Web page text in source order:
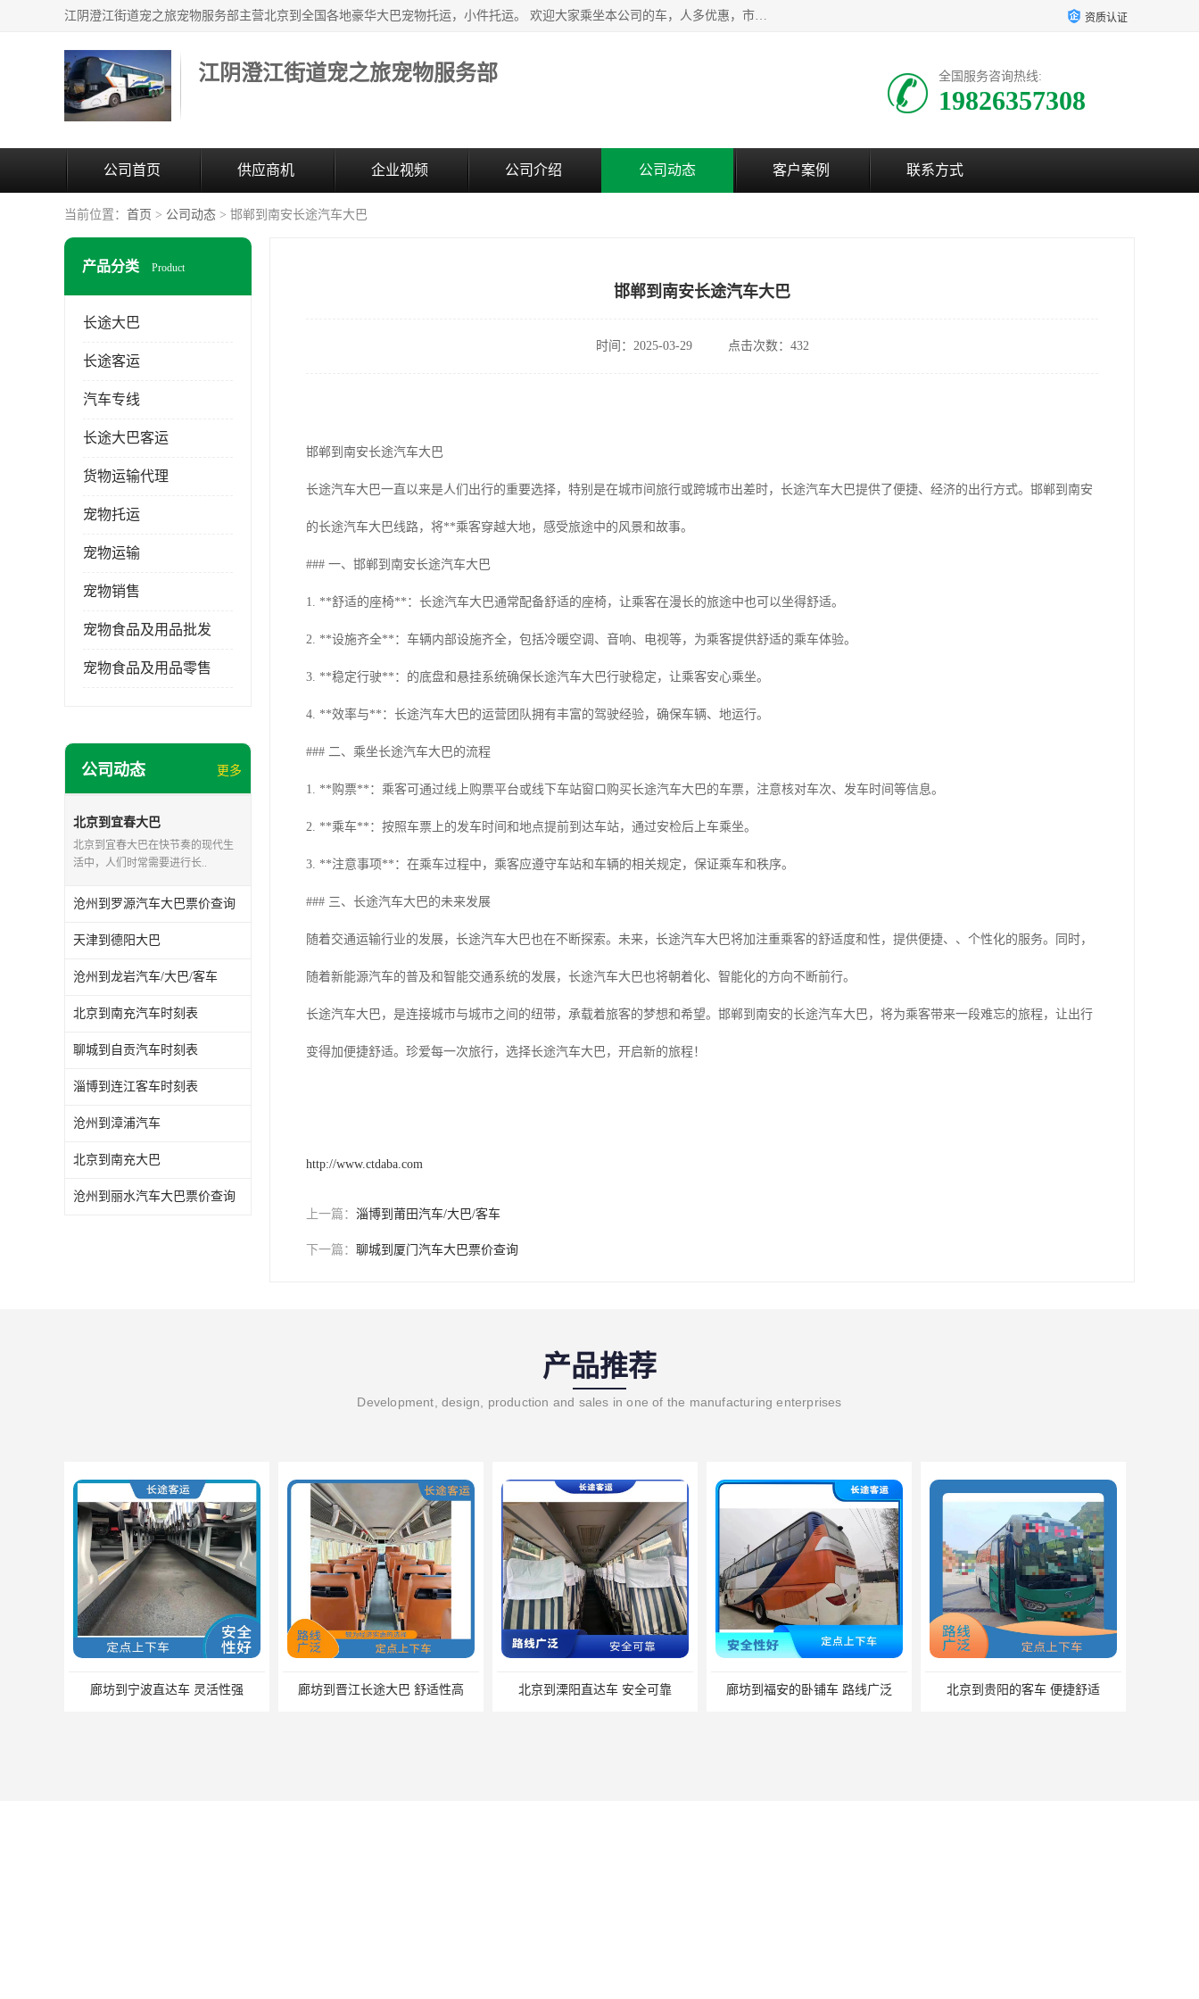
江阴澄江街道宠之旅宠物服务部主营北京到全国各地豪华大巴宠物托运，小件托运。 欢迎大家乘坐本公司的车，人多优惠，市内接送，申请货物运输。 车内冷暖空调欢迎乘坐，欢迎来电咨询 资质认证
江阴澄江街道宠之旅宠物服务部 全国服务咨询热线:
19826357308
公司首页 供应商机 企业视频 公司介绍 公司动态 客户案例 联系方式
当前位置： 首页 > 公司动态 > 邯郸到南安长途汽车大巴
产品分类 Product
长途大巴
长途客运
汽车专线
长途大巴客运
货物运输代理
宠物托运
宠物运输
宠物销售
宠物食品及用品批发
宠物食品及用品零售
公司动态 更多
北京到宜春大巴
北京到宜春大巴在快节奏的现代生
活中，人们时常需要进行长..
沧州到罗源汽车大巴票价查询
天津到德阳大巴
沧州到龙岩汽车/大巴/客车
北京到南充汽车时刻表
聊城到自贡汽车时刻表
淄博到连江客车时刻表
沧州到漳浦汽车
北京到南充大巴
沧州到丽水汽车大巴票价查询
邯郸到南安长途汽车大巴
时间：2025-03-29 点击次数：432
邯郸到南安长途汽车大巴
长途汽车大巴一直以来是人们出行的重要选择，特别是在城市间旅行或跨城市出差时，长途汽车大巴提供了便捷、经济的出行方式。邯郸到南安
的长途汽车大巴线路，将**乘客穿越大地，感受旅途中的风景和故事。
### 一、邯郸到南安长途汽车大巴
1. **舒适的座椅**：长途汽车大巴通常配备舒适的座椅，让乘客在漫长的旅途中也可以坐得舒适。
2. **设施齐全**：车辆内部设施齐全，包括冷暖空调、音响、电视等，为乘客提供舒适的乘车体验。
3. **稳定行驶**：的底盘和悬挂系统确保长途汽车大巴行驶稳定，让乘客安心乘坐。
4. **效率与**：长途汽车大巴的运营团队拥有丰富的驾驶经验，确保车辆、地运行。
### 二、乘坐长途汽车大巴的流程
1. **购票**：乘客可通过线上购票平台或线下车站窗口购买长途汽车大巴的车票，注意核对车次、发车时间等信息。
2. **乘车**：按照车票上的发车时间和地点提前到达车站，通过安检后上车乘坐。
3. **注意事项**：在乘车过程中，乘客应遵守车站和车辆的相关规定，保证乘车和秩序。
### 三、长途汽车大巴的未来发展
随着交通运输行业的发展，长途汽车大巴也在不断探索。未来，长途汽车大巴将加注重乘客的舒适度和性，提供便捷、、个性化的服务。同时，
随着新能源汽车的普及和智能交通系统的发展，长途汽车大巴也将朝着化、智能化的方向不断前行。
长途汽车大巴，是连接城市与城市之间的纽带，承载着旅客的梦想和希望。邯郸到南安的长途汽车大巴，将为乘客带来一段难忘的旅程，让出行
变得加便捷舒适。珍爱每一次旅行，选择长途汽车大巴，开启新的旅程！
http://www.ctdaba.com
上一篇： 淄博到莆田汽车/大巴/客车
下一篇： 聊城到厦门汽车大巴票价查询
产品推荐
Development, design, production and sales in one of the manufacturing enterprises
廊坊到宁波直达车 灵活性强 廊坊到晋江长途大巴 舒适性高 北京到溧阳直达车 安全可靠 廊坊到福安的卧铺车 路线广泛 北京到贵阳的客车 便捷舒适